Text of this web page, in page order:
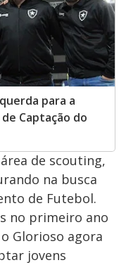
para a
Captação do
de scouting,
na busca
de Futebol.
no primeiro ano
Glorioso agora
jovens